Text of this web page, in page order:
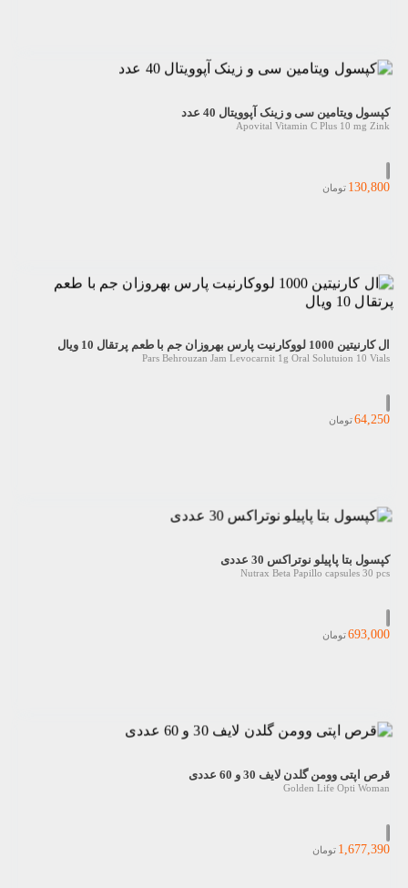
کپسول ویتامین سی و زینک آپوویتال 40 عدد
Apovital Vitamin C Plus 10 mg Zink
130,800 تومان
ال کارنیتین 1000 لووکارنیت پارس بهروزان جم با طعم پرتقال 10 ویال
Pars Behrouzan Jam Levocarnit 1g Oral Solutuion 10 Vials
64,250تومان
کپسول بتا پاپیلو نوتراکس 30 عددی
Nutrax Beta Papillo capsules 30 pcs
693,000تومان
قرص اپتی وومن گلدن لایف 30 و 60 عددی
Golden Life Opti Woman
1,677,390 تومان